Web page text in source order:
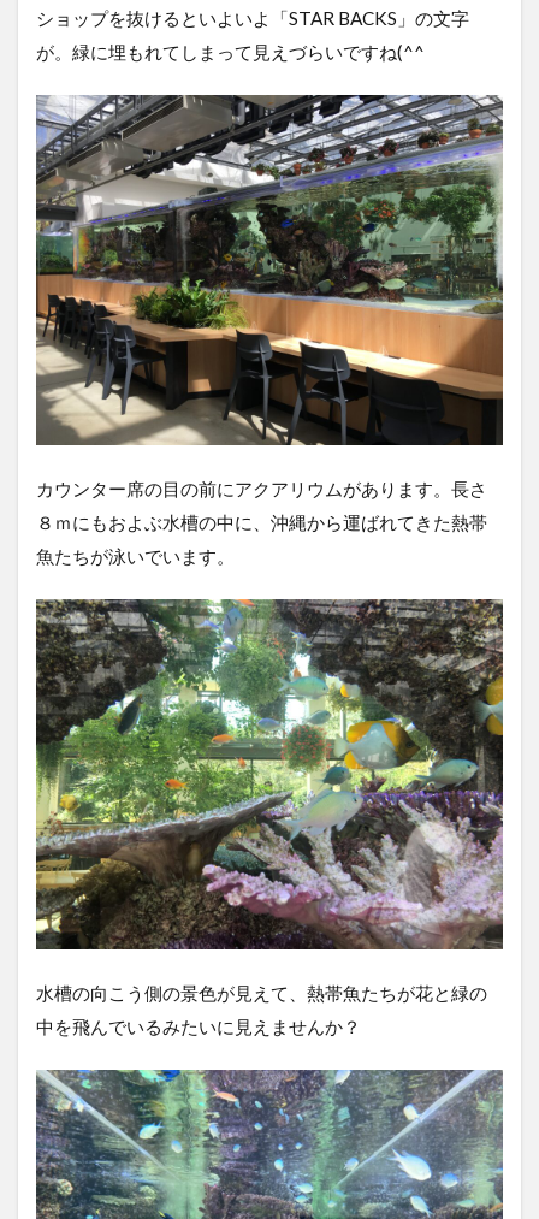
ショップを抜けるといよいよ「STAR BACKS」の文字
が。緑に埋もれてしまって見えづらいですね(^^ゞ
カウンター席の目の前にアクアリウムがあります。長さ
８ｍにもおよぶ水槽の中に、沖縄から運ばれてきた熱帯
魚たちが泳いでいます。
水槽の向こう側の景色が見えて、熱帯魚たちが花と緑の
中を飛んでいるみたいに見えませんか？